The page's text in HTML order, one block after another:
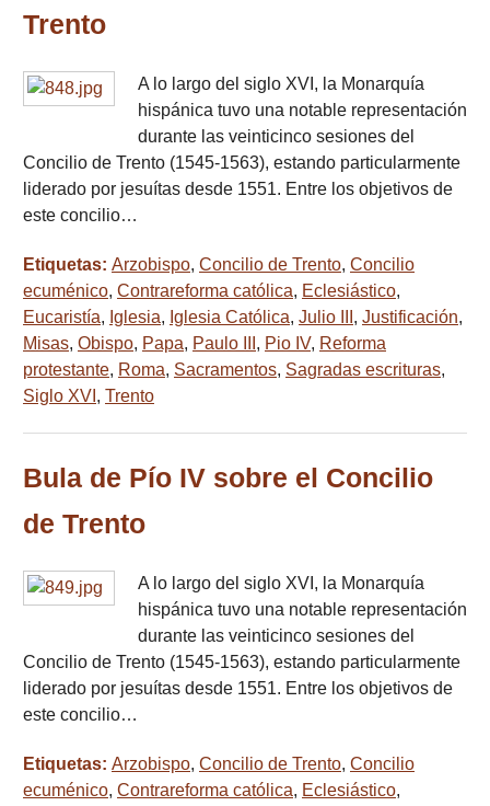
Trento
A lo largo del siglo XVI, la Monarquía
hispánica tuvo una notable representación
durante las veinticinco sesiones del
Concilio de Trento (1545-1563), estando particularmente
liderado por jesuítas desde 1551. Entre los objetivos de
este concilio…
Etiquetas: Arzobispo, Concilio de Trento, Concilio
ecuménico, Contrareforma católica, Eclesiástico,
Eucaristía, Iglesia, Iglesia Católica, Julio III , Justificación,
Misas, Obispo, Papa, Paulo III , Pio IV, Reforma
protestante, Roma, Sacramentos, Sagradas escrituras,
Siglo XVI , Trento
Bula de Pío IV sobre el Concilio
de Trento
A lo largo del siglo XVI, la Monarquía
hispánica tuvo una notable representación
durante las veinticinco sesiones del
Concilio de Trento (1545-1563), estando particularmente
liderado por jesuítas desde 1551. Entre los objetivos de
este concilio…
Etiquetas: Arzobispo, Concilio de Trento, Concilio
ecuménico, Contrareforma católica, Eclesiástico,